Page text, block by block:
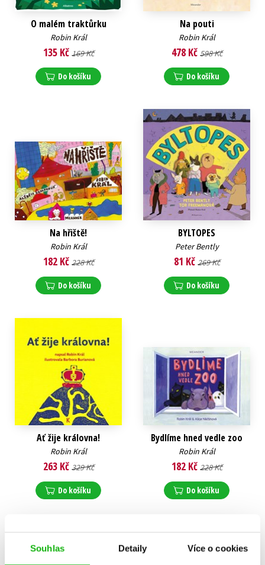
Souhlas Detaily Více o cookies
O malém traktůrku
Robin Král
135 Kč 169 Kč
Do košíku
Na pouti
Robin Král
478 Kč 598 Kč
Do košíku
Na hřiště!
Robin Král
182 Kč 228 Kč
Do košíku
BYLTOPES
Peter Bently
81 Kč 269 Kč
Do košíku
Ať žije královna!
Robin Král
263 Kč 329 Kč
Do košíku
Bydlíme hned vedle zoo
Robin Král
182 Kč 228 Kč
Do košíku